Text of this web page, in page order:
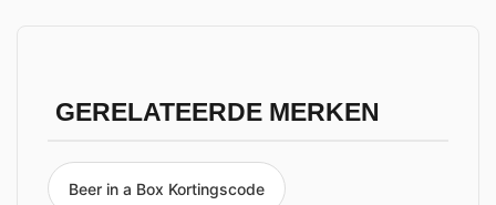
GERELATEERDE MERKEN
Beer in a Box Kortingscode